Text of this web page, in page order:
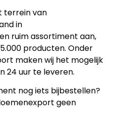
terrein van
in
ruim assortiment aan,
producten. Onder
maken wij het mogelijk
24 uur te leveren.
nog iets bijbestellen?
geen